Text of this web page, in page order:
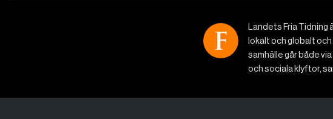
Landets Fria
lokalt och globalt
samhälle går både
och sociala klyftor,